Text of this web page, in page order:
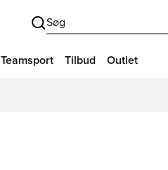
Søg
Teamsport Tilbud Outlet